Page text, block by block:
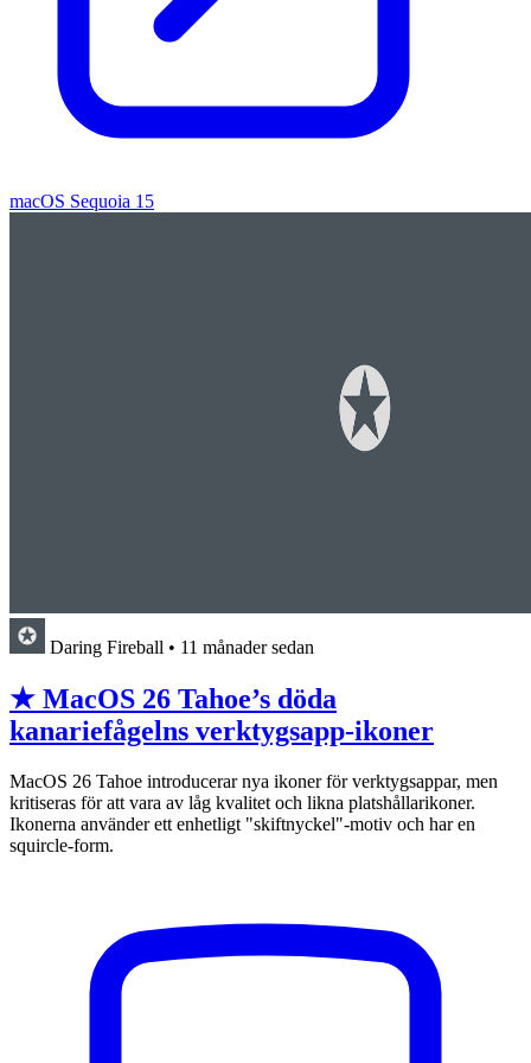
macOS Sequoia 15
Daring Fireball • 11 månader sedan
★ MacOS 26 Tahoe’s döda
kanariefågelns verktygsapp-ikoner
MacOS 26 Tahoe introducerar nya ikoner för verktygsappar, men
kritiseras för att vara av låg kvalitet och likna platshållarikoner.
Ikonerna använder ett enhetligt "skiftnyckel"-motiv och har en
squircle-form.